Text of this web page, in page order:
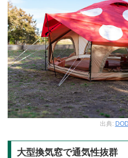
出典: DOD
大型換気窓で通気性抜群